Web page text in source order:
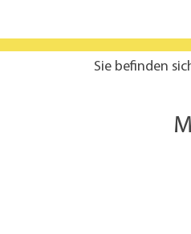
Sie befinden